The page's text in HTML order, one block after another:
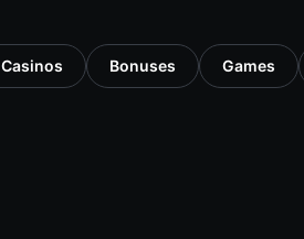
Casinos Bonuses Games